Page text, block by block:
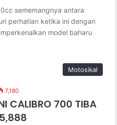
sememangnya antara
perhatian ketika ini dengan
model baharu
Motosikal
7,180
CALIBRO 700 TIBA